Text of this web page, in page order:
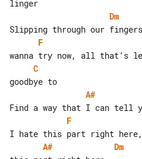
Dm
F
C
A#
F
A#
Dm